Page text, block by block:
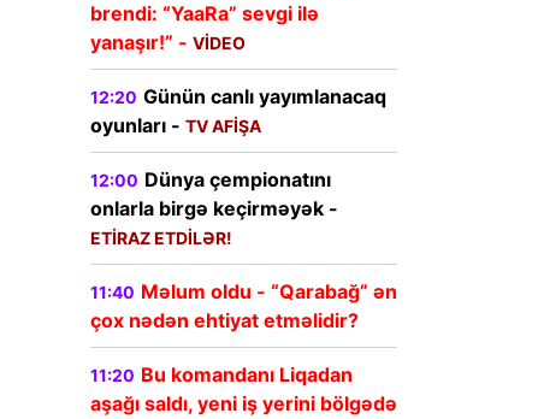
brendi: “YaaRa” sevgi ilə
yanaşır!” - VİDEO
12:20 Günün canlı yayımlanacaq
oyunları - TV AFİŞA
12:00 Dünya çempionatını
onlarla birgə keçirməyək -
ETİRAZ ETDİLƏR!
11:40 Məlum oldu - “Qarabağ” ən
çox nədən ehtiyat etməlidir?
11:20 Bu komandanı Liqadan
aşağı saldı, yeni iş yerini bölgədə